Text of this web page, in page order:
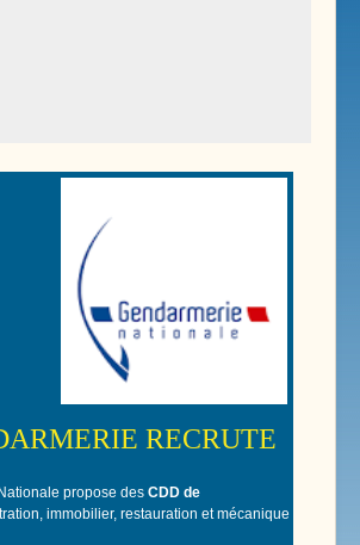
RECRUTE
propose des CDD de
immobilier, restauration et mécanique